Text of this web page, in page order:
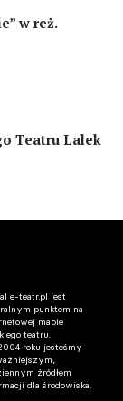
w reż.
Teatru Lalek
e-teatr.pl jest
punktem na
mapie
teatru.
roku jesteśmy
źródłem
dla środowiska.